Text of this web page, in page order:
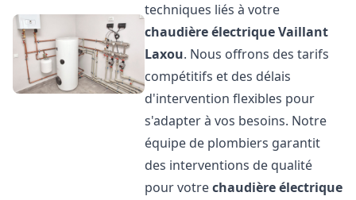
techniques liés à votre
chaudière électrique Vaillant
Laxou. Nous offrons des tarifs
compétitifs et des délais
d'intervention flexibles pour
s'adapter à vos besoins. Notre
équipe de plombiers garantit
des interventions de qualité
pour votrechaudière électrique